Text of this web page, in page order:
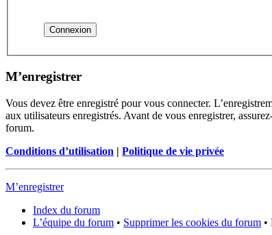
M’enregistrer
Vous devez être enregistré pour vous connecter.
aux utilisateurs enregistrés. Avant de vous enregistrer,
forum.
Conditions d’utilisation | Politique de vie privée
M’enregistrer
Index du forum
L’équipe du forum • Supprimer les cookies du forum •